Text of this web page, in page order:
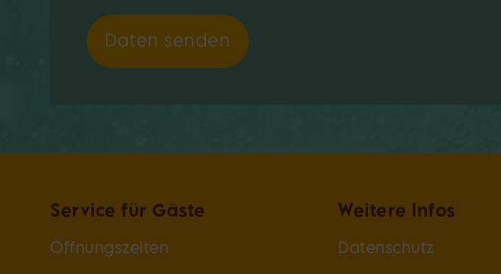
Daten senden
Service für Gäste
Öffnungszeiten
Weitere Infos
Datenschutz